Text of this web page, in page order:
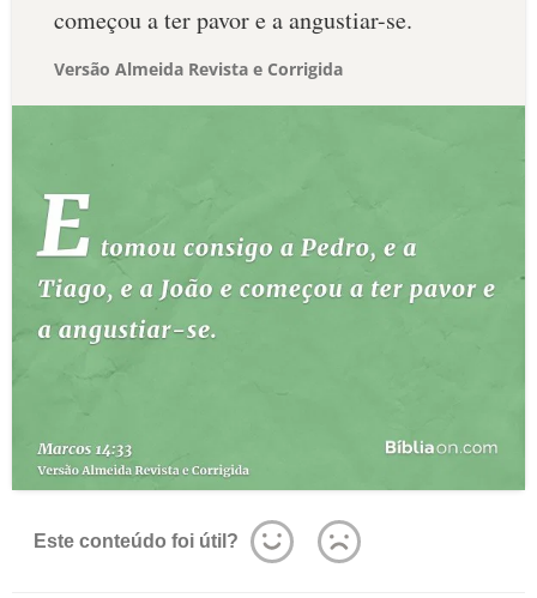
começou a ter pavor e a angustiar-se.
Versão Almeida Revista e Corrigida
Este conteúdo foi útil?